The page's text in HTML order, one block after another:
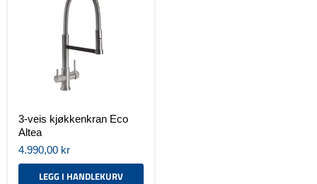
3-veis kjøkkenkran Eco
Altea
4.990,00 kr
LEGG I HANDLEKURV